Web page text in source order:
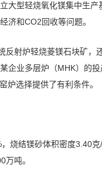
大型轻烧氧化镁集中生
济和CO2回收等问题。
反射炉轻烧菱镁石块矿，
企业多层炉（MHK）的
炉选择提供了有利条件。
烧结镁砂体积密度3.40
吨。